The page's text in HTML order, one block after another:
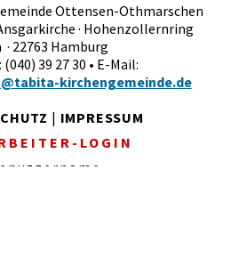
Ottensen-Othmarschen
· Hohenzollernring
· 22763 Hamburg
39 27 30 • E-Mail:
kirchengemeinde.de
| IMPRESSUM
LOGIN